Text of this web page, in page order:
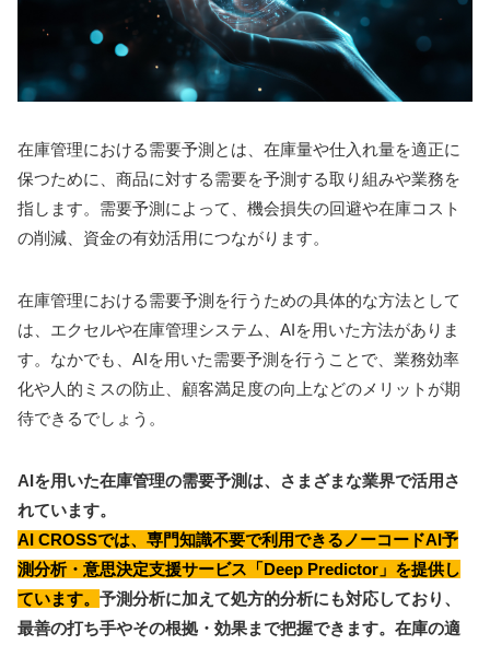
在庫管理における需要予測とは、在庫量や仕入れ量を適正に
保つために、商品に対する需要を予測する取り組みや業務を
指します。需要予測によって、機会損失の回避や在庫コスト
の削減、資金の有効活用につながります。
在庫管理における需要予測を行うための具体的な方法として
は、エクセルや在庫管理システム、AIを用いた方法がありま
す。なかでも、AIを用いた需要予測を行うことで、業務効率
化や人的ミスの防止、顧客満足度の向上などのメリットが期
待できるでしょう。
AIを用いた在庫管理の需要予測は、さまざまな業界で活用さ
れています。
AI CROSSでは、専門知識不要で利用できるノーコードAI予
測分析・意思決定支援サービス「Deep Predictor」を提供し
ています。 予測分析に加えて処方的分析にも対応しており、
最善の打ち手やその根拠・効果まで把握できます。在庫の適